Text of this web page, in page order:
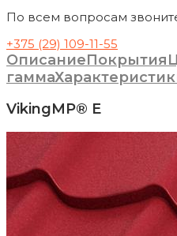
По всем вопросам
+375 (29) 109-11-55
ОписаниеПокрытия
гамма
VikingMP® Е